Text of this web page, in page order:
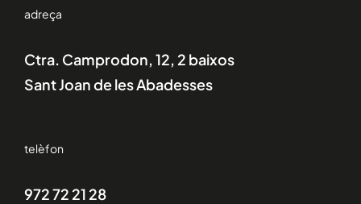
adreça
Ctra. Camprodon, 12, 2 baixos
Sant Joan de les Abadesses
telèfon
972 72 21 28